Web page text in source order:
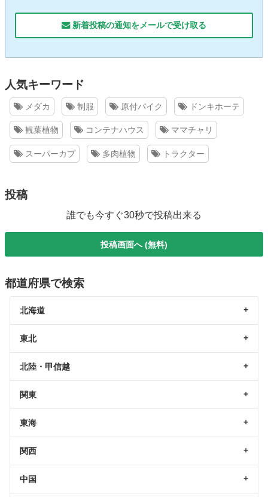
新着投稿の通知をメールで受け取る
人気キーワード
メダカ 制服 原付バイク ドンキホーテ
観葉植物 コンテナハウス ママチャリ
スーパーカブ 多肉植物 トラクター
投稿
誰でも今すぐ30秒で投稿出来る
投稿画面へ (無料)
都道府県で検索
北海道
東北
北陸・甲信越
関東
東海
関西
中国